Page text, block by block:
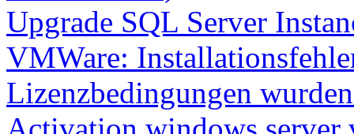
Upgrade SQL Server
VMWare:
Lizenzbedingungen